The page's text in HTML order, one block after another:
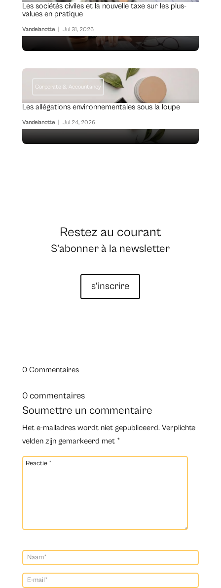
Les sociétés civiles et la nouvelle taxe sur les plus-
values en pratique
Vandelanotte Jul 31, 2026
Corporate & Accountancy
Les allégations environnementales sous la loupe
Vandelanotte Jul 24, 2026
Restez au courant
S’abonner à la newsletter
s’inscrire
0 Commentaires
0 commentaires
Soumettre un commentaire
Het e-mailadres wordt niet gepubliceerd. Verplichte
velden zijn gemarkeerd met *